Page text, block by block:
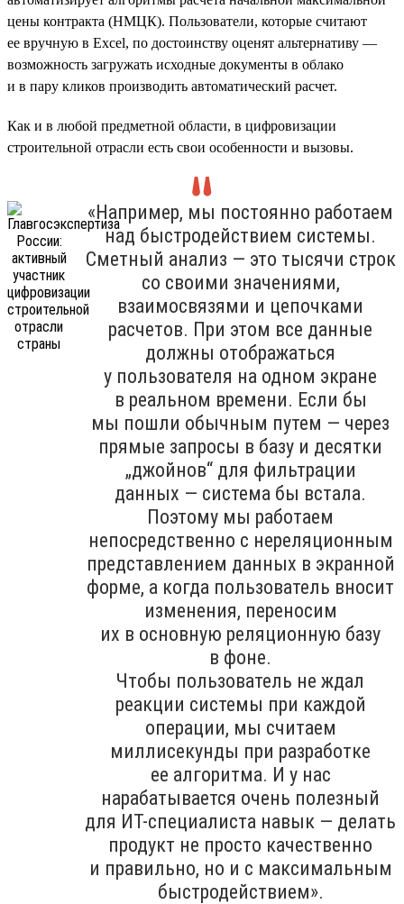
цены контракта (НМЦК). Пользователи, которые считают
ее вручную в Excel, по достоинству оценят альтернативу —
возможность загружать исходные документы в облако
и в пару кликов производить автоматический расчет.
Как и в любой предметной области, в цифровизации
строительной отрасли есть свои особенности и вызовы.
«Например, мы постоянно работаем
над быстродействием системы.
Сметный анализ — это тысячи строк
со своими значениями,
взаимосвязями и цепочками
расчетов. При этом все данные
должны отображаться
у пользователя на одном экране
в реальном времени. Если бы
мы пошли обычным путем — через
прямые запросы в базу и десятки
„джойнов“ для фильтрации
данных — система бы встала.
Поэтому мы работаем
непосредственно с нереляционным
представлением данных в экранной
форме, а когда пользователь вносит
изменения, переносим
их в основную реляционную базу
в фоне.
Чтобы пользователь не ждал
реакции системы при каждой
операции, мы считаем
миллисекунды при разработке
ее алгоритма. И у нас
нарабатывается очень полезный
для ИТ-специалиста навык — делать
продукт не просто качественно
и правильно, но и с максимальным
быстродействием».